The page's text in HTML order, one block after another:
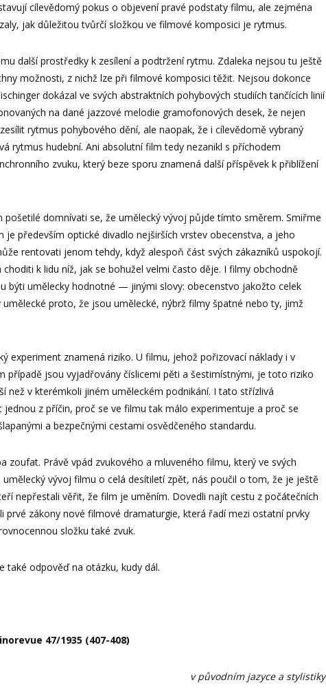
cílevědomý pokus o objevení pravé podstaty filmu, ale zejména
jak důležitou tvůrčí složkou ve filmové komposici je rytmus.
další prostředky k zesílení a podtržení rytmu. Zdaleka nejsou tu ještě
možnosti, z nichž lze při filmové komposici těžit. Nejsou dokonce
dokázal ve svých abstraktních pohybových studiích tančících linií
na dané jazzové melodie gramofonových desek, že nejen
rytmus pohybového dění, ale naopak, že i cílevědomě vybraný
rytmus hudební. Ani absolutní film tedy nezanikl s příchodem
zvuku, který beze sporu znamená další příspěvek k přiblížení
pošetilé domnívati se, že umělecký vývoj půjde tímto směrem. Smiřme
je především optické divadlo nejširších vrstev obecenstva, a jeho
rentovati jenom tehdy, když alespoň část svých zákazníků uspokojí.
choditi k lidu níž, jak se bohužel velmi často děje. I filmy obchodně
býti umělecky hodnotné — jinými slovy: obecenstvo jakožto celek
proto, že jsou umělecké, nýbrž filmy špatné nebo ty, jimž
experiment znamená riziko. U filmu, jehož pořizovací náklady i v
případě jsou vyjadřovány číslicemi pěti a šestimístnými, je toto riziko
než v kterémkoli jiném uměleckém podnikání. I tato střízlivá
jednou z příčin, proč se ve filmu tak málo experimentuje a proč se
a bezpečnými cestami osvědčeného standardu.
zoufat. Právě vpád zvukového a mluveného filmu, který ve svých
umělecký vývoj filmu o celá desítiletí zpět, nás poučil o tom, že je ještě
nepřestali věřit, že film je uměním. Dovedli najít cestu z počátečních
prvé zákony nové filmové dramaturgie, která řadí mezi ostatní prvky
složku také zvuk.
také odpověď na otázku, kudy dál.
47/1935 (407-408)
v původním jazyce a stylistiky